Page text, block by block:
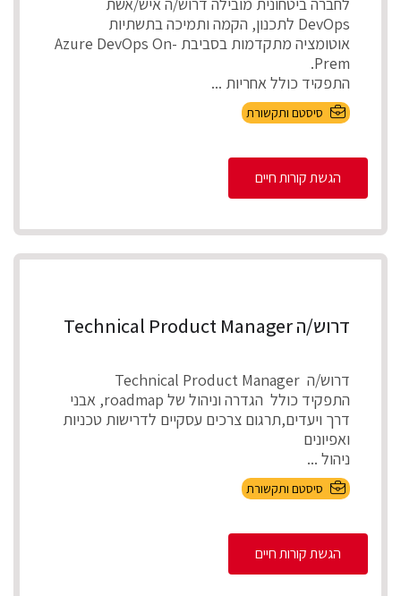
DevOps לתכנון, הקמה ותמיכה בתשתיות
אוטומציה מתקדמות בסביבת Azure DevOps On-
Prem.
התפקיד כולל אחריות ...
סיסטם ותקשורת
הגשת קורות חיים
דרוש/ה Technical Product Manager
דרוש/ה Technical Product Manager
התפקיד כולל הגדרה וניהול של roadmap, אבני
דרך ויעדים,תרגום צרכים עסקיים לדרישות טכניות
ואפיונים
ניהול ...
סיסטם ותקשורת
הגשת קורות חיים